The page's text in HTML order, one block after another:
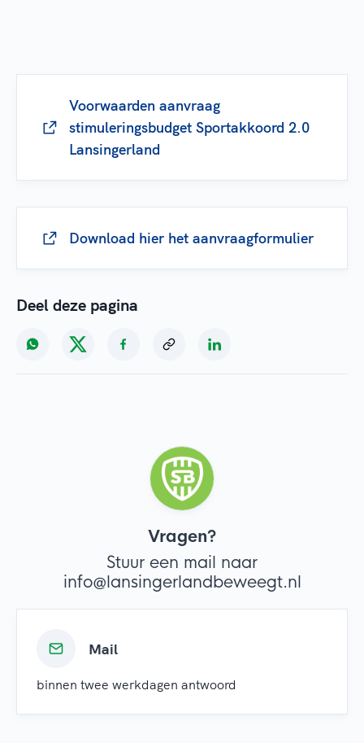
Voorwaarden aanvraag
stimuleringsbudget Sportakkoord 2.0
Lansingerland
Download hier het aanvraagformulier
Deel deze pagina
Vragen?
Stuur een mail naar
info@lansingerlandbeweegt.nl
Mail
binnen twee werkdagen antwoord